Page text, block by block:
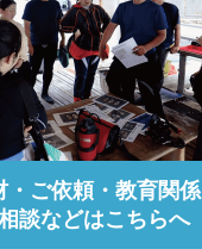
・ご依頼・教育関係
談などはこちらへ